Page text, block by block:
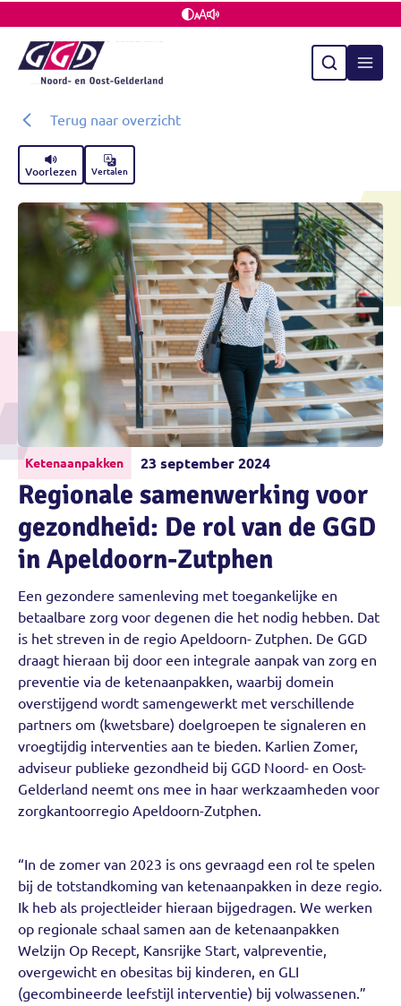
Terug naar overzicht
Voorlezen Vertalen
Ketenaanpakken 23 september 2024
Regionale samenwerking voor
gezondheid: De rol van de GGD
in Apeldoorn-Zutphen
Een gezondere samenleving met toegankelijke en
betaalbare zorg voor degenen die het nodig hebben. Dat
is het streven in de regio Apeldoorn- Zutphen. De GGD
draagt hieraan bij door een integrale aanpak van zorg en
preventie via de ketenaanpakken, waarbij domein
overstijgend wordt samengewerkt met verschillende
partners om (kwetsbare) doelgroepen te signaleren en
vroegtijdig interventies aan te bieden. Karlien Zomer,
adviseur publieke gezondheid bij GGD Noord- en Oost-
Gelderland neemt ons mee in haar werkzaamheden voor
zorgkantoorregio Apeldoorn-Zutphen.
“In de zomer van 2023 is ons gevraagd een rol te spelen
bij de totstandkoming van ketenaanpakken in deze regio.
Ik heb als projectleider hieraan bijgedragen. We werken
op regionale schaal samen aan de ketenaanpakken
Welzijn Op Recept, Kansrijke Start, valpreventie,
overgewicht en obesitas bij kinderen, en GLI
(gecombineerde leefstijl interventie) bij volwassenen.”